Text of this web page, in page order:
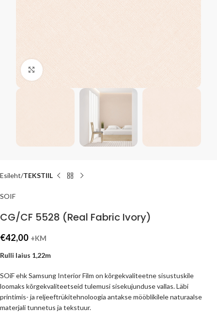
Kliki suurendamiseks
Esileht TEKSTIIL
SOIF
CG/CF 5528 (Real Fabric Ivory)
€42,00 +KM
Rulli laius 1,22m
SOiF ehk Samsung Interior Film on kõrgekvaliteetne sisustuskile
loomaks kõrgekvaliteetseid tulemusi sisekujunduse vallas. Läbi
printimis- ja reljeeftrükitehnoloogia antakse mööblikilele naturaalse
materjali tunnetus ja tekstuur.